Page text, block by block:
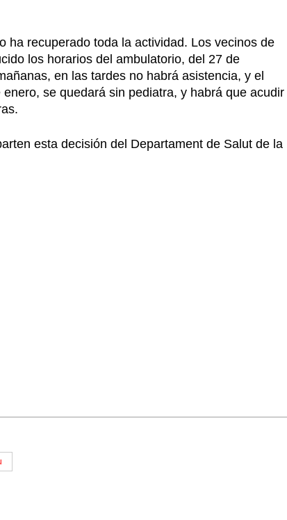
ha recuperado toda la actividad. Los vecinos de
los horarios del ambulatorio, del 27 de
en las tardes no habrá asistencia, y el
se quedará sin pediatra, y habrá que acudir
esta decisión del Departament de Salut de la